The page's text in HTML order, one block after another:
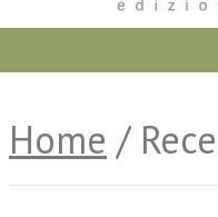
Home /